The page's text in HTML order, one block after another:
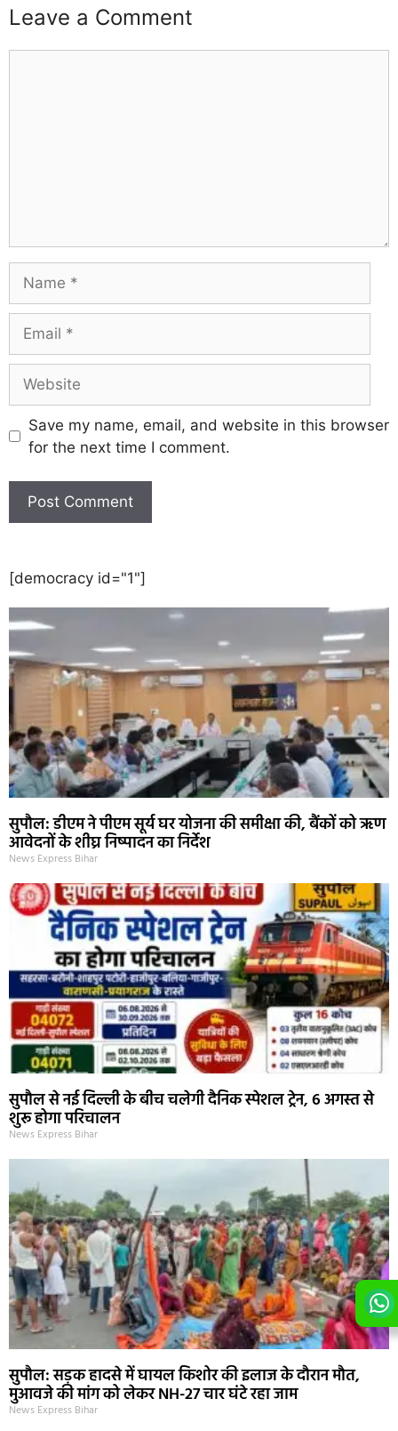
Leave a Comment
Save my name, email, and website in this browser
for the next time I comment.
[democracy id="1"]
सुपौल: डीएम ने पीएम सूर्य घर योजना की समीक्षा की, बैंकों को ऋण
आवेदनों के शीघ्र निष्पादन का निर्देश
News Express Bihar
सुपौल से नई दिल्ली के बीच चलेगी दैनिक स्पेशल ट्रेन, 6 अगस्त से
शुरू होगा परिचालन
News Express Bihar
सुपौल: सड़क हादसे में घायल किशोर की इलाज के दौरान मौत,
मुआवजे की मांग को लेकर NH-27 चार घंटे रहा जाम
News Express Bihar